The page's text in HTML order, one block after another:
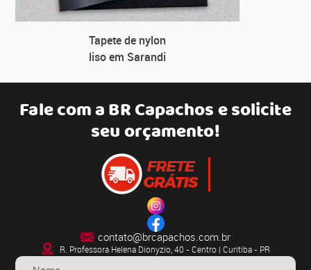
Tapete de nylon
liso em Sarandi
Fale com aBR Capachose solicite
seu orçamento!
contato@brcapachos.com.br
R. Professora Helena Dionyzio, 40 - Centro | Curitiba - PR